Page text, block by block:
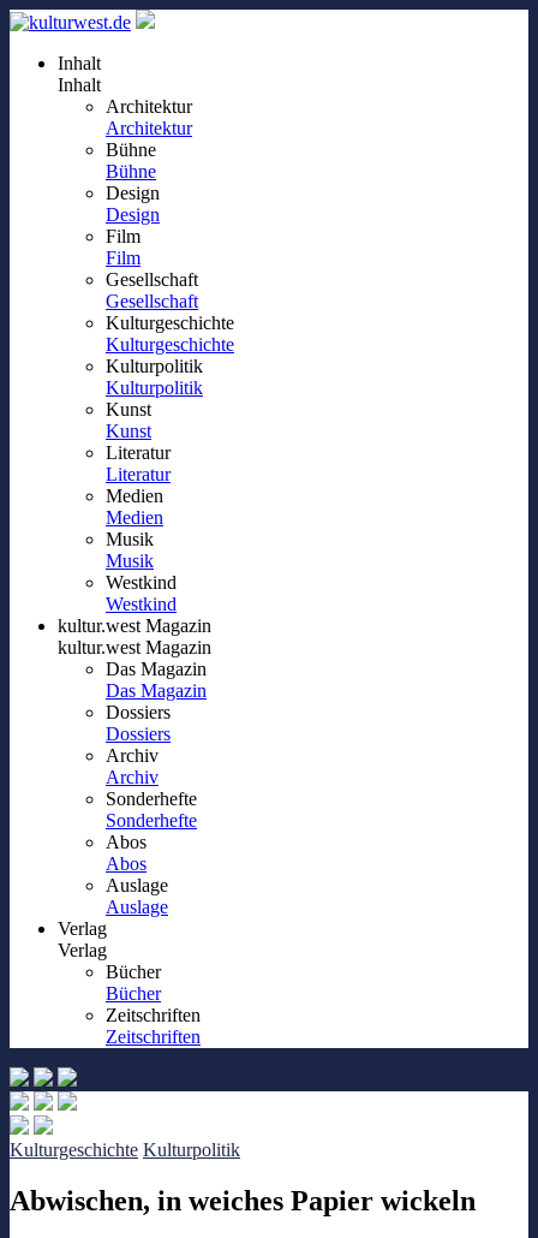
Inhalt
Inhalt
Architektur
Architektur
Bühne
Bühne
Design
Design
Film
Film
Gesellschaft
Gesellschaft
Kulturgeschichte
Kulturgeschichte
Kulturpolitik
Kulturpolitik
Kunst
Kunst
Literatur
Literatur
Medien
Medien
Musik
Musik
Westkind
Westkind
kultur.west Magazin
kultur.west Magazin
Das Magazin
Das Magazin
Dossiers
Dossiers
Archiv
Archiv
Sonderhefte
Sonderhefte
Abos
Abos
Auslage
Auslage
Verlag
Verlag
Bücher
Bücher
Zeitschriften
Zeitschriften
Kulturgeschichte Kulturpolitik
Abwischen, in weiches Papier wickeln